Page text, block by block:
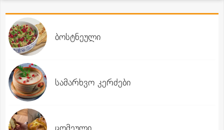
ბოსტნეული
სამარხვო კერძები
ცომეული